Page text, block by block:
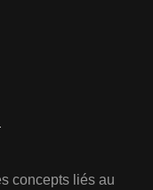
concepts liés au